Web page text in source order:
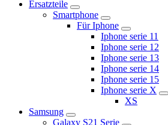
Ersatzteile
Smartphone
Für Iphone
Iphone serie 11
Iphone serie 12
Iphone serie 13
Iphone serie 14
Iphone serie 15
Iphone serie X
XS
Samsung
Galaxy S21 Serie